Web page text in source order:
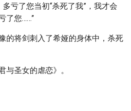
亏了您当初“杀死了我”，我才会
了您……”
的将剑刺入了希娅的身体中，杀死
与圣女的虐恋》。